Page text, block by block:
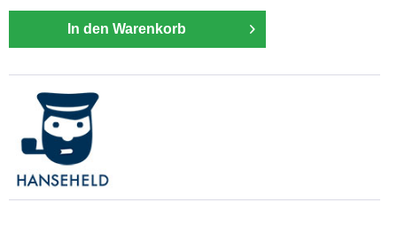
In den Warenkorb